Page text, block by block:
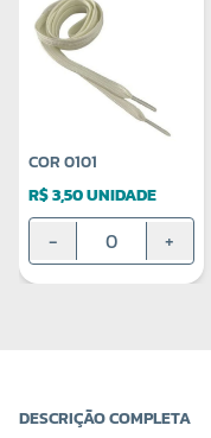
COR 0101
R$ 3,50 UNIDADE
- +
DESCRIÇÃO COMPLETA